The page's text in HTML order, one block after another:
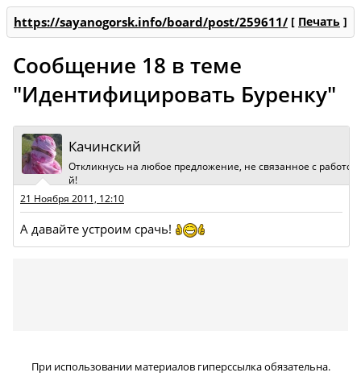
[ Печать ]
https://sayanogorsk.info/board/post/259611/
Сообщение 18 в теме
"Идентифицировать Буренку"
Качинский
Откликнусь на любое предложение, не связанное с работо
й!
21 Ноября 2011, 12:10
А давайте устроим срачь!
При использовании материалов гиперссылка обязательна.